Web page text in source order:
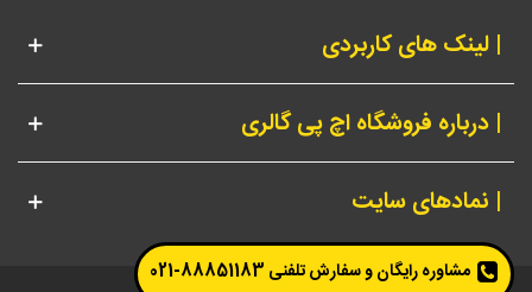
| لینک های کاربردی
| درباره فروشگاه اچ پی گالری
| نمادهای سایت
مشاوره رایگان و سفارش تلفنی 88851183-021